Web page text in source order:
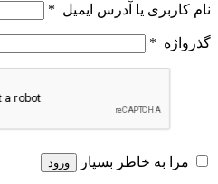
نام کاربری یا آدرس ایمیل *
گذرواژه *
مرا به خاطر بسپار ورود